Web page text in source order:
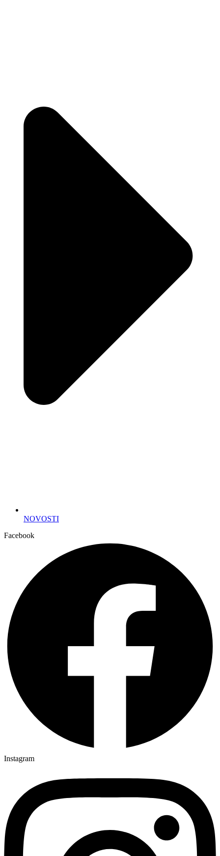
NOVOSTI
Facebook
Instagram